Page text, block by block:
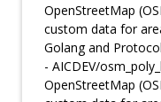
OpenStreetMap
custom data for
Golang and
- AICDEV/
OpenStreetMap